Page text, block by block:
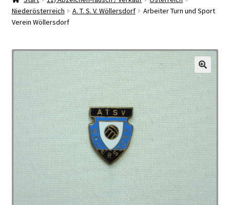
Niederösterreich
A. T. S. V. Wöllersdorf
Arbeiter Turn und Sport
Verein Wöllersdorf